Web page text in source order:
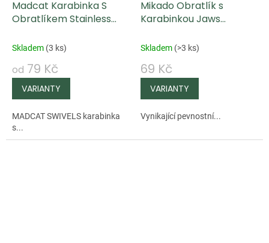
Madcat Karabinka S
Obratlíkem Stainless
Skladem (3 ks)
od 79 Kč
MADCAT SWIVELS karabinka
s...
Mikado Obratlík s
Karabinkou Jaws
Skladem (>3 ks)
69 Kč
Vynikající pevnostní...